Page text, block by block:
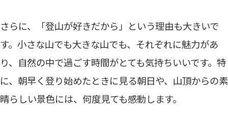
さらに、「登山が好きだから」という理由も大きいで
す。小さな山でも大きな山でも、それぞれに魅力があ
り、自然の中で過ごす時間がとても気持ちいいです。特
に、朝早く登り始めたときに見る朝日や、山頂からの素
晴らしい景色には、何度見ても感動します。